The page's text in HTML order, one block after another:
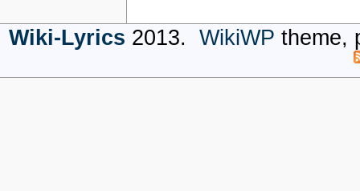
Wiki-Lyrics 2013. WikiWP theme,